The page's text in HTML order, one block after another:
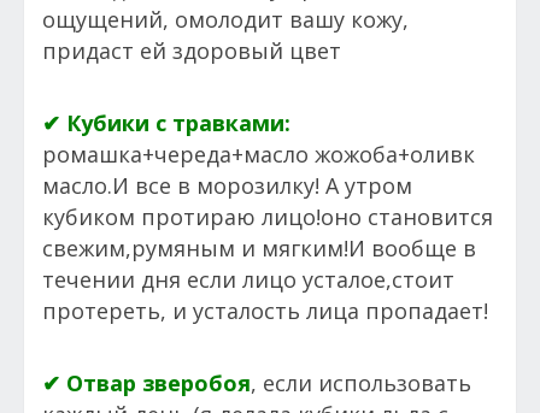
ощущений, омолодит вашу кожу,
придаст ей здоровый цвет
✔ Кубики с травками:
ромашка+череда+масло жожоба+оливк
масло.И все в морозилку! А утром
кубиком протираю лицо!оно становится
свежим,румяным и мягким!И вообще в
течении дня если лицо усталое,стоит
протереть, и усталость лица пропадает!
✔ Отвар зверобоя, если использовать